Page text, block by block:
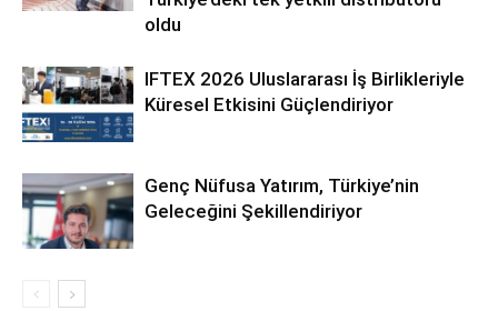
oldu
IFTEX 2026 Uluslararası İş Birlikleriyle
Küresel Etkisini Güçlendiriyor
Genç Nüfusa Yatırım, Türkiye’nin
Geleceğini Şekillendiriyor